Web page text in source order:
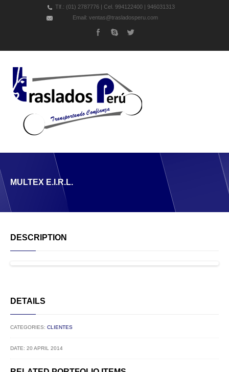
Tlf.: (01) 2787776 | Cel. 994122400 | 946031313
Email: ventas@trasladosperu.com
MULTEX E.I.R.L.
DESCRIPTION
DETAILS
CATEGORIES: CLIENTES
DATE: 20 APRIL 2014